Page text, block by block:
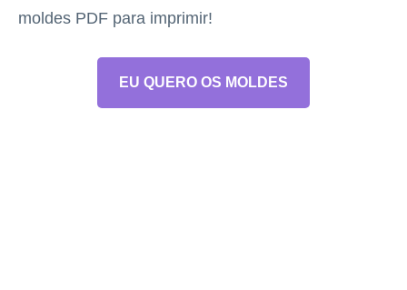
moldes PDF para imprimir!
EU QUERO OS MOLDES